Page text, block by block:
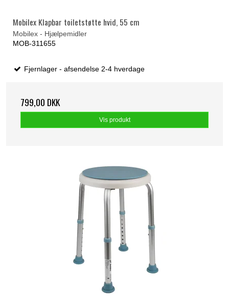
Mobilex Klapbar toiletstøtte hvid, 55 cm
Mobilex - Hjælpemidler
MOB-311655
Fjernlager - afsendelse 2-4 hverdage
799,00 DKK
Vis produkt